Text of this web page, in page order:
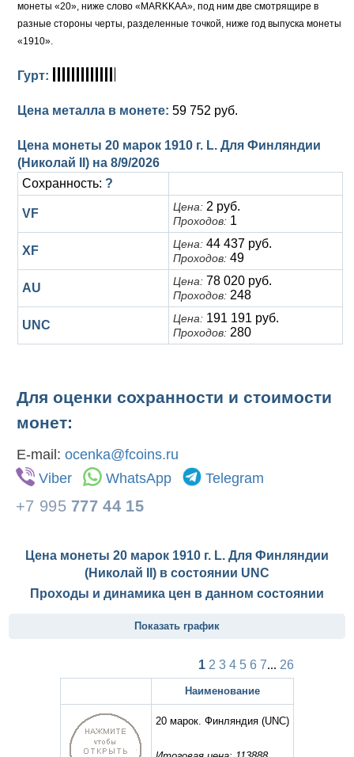
Для Речи Посполитой
монеты «20», ниже слово «MARKKAA», под ним две смотрящире в
разные стороны черты, разделенные точкой, ниже год выпуска монеты
«1910».
Гурт:
Цена металла в монете: 59 752 руб.
Цена монеты 20 марок 1910 г. L. Для Финляндии
(Николай II) на 8/9/2026
Сохранность: ?
VF Цена: 2 руб.
Проходов: 1
XF Цена: 44 437 руб.
Проходов: 49
AU Цена: 78 020 руб.
Проходов: 248
UNC Цена: 191 191 руб.
Проходов: 280
Для оценки сохранности и стоимости
монет:
E-mail: ocenka@fcoins.ru
Viber
WhatsApp Telegram
+7 995 777 44 15
Цена монеты 20 марок 1910 г. L. Для Финляндии
(Николай II) в состоянии UNC
Проходы и динамика цен в данном состоянии
Показать график
1 2 3 4 5 6 7... 26
Наименование
20 марок. Финляндия (UNC)